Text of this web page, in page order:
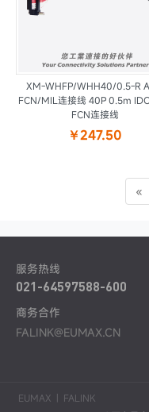
XM-WHFP/WHH40/0.5-R
FCN/MIL连接线 40P 0.5m
FCN连接线
￥247.50
«
服务热线
021-64597588-600
商务合作
FALINK@EUMAX.CN
EUMAX | FALINK